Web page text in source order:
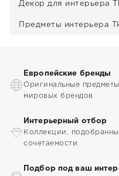
Декор для интерьера
Предметы интерьера
Европейские бренды
Оригинальные
мировых брендов
Интерьерный отбор
Коллекции,
сочетаемости
Подбор под ваш